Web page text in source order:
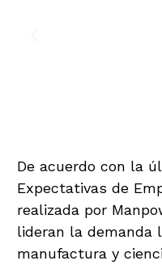
De acuerdo con la
Expectativas de
realizada por
lideran la demanda
manufactura y